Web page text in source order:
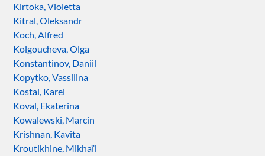
Kirtoka, Violetta
Kitral, Oleksandr
Koch, Alfred
Kolgoucheva, Olga
Konstantinov, Daniil
Kopytko, Vassilina
Kostal, Karel
Koval, Ekaterina
Kowalewski, Marcin
Krishnan, Kavita
Kroutikhine, Mikhaïl